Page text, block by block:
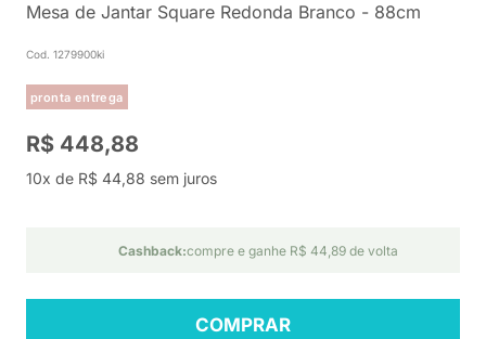
Mesa de Jantar Square Redonda Branco - 88cm
Cod. 1279900ki
pronta entrega
R$ 448,88
10x de R$ 44,88 sem juros
Cashback:compre e ganhe R$ 44,89 de volta
COMPRAR